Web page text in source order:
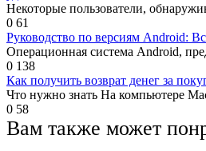
Некоторые пользователи,
0 61
Руководство по версиям Android:
Операционная система Android,
0 138
Как получить возврат денег за
Что нужно знать На компьютере
0 58
Вам также может